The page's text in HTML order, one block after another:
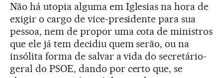
Não há utopia alguma em Iglesias na hora de
exigir o cargo de vice-presidente para sua
pessoa, nem de propor uma cota de ministros
que ele já tem decidiu quem serão, ou na
insólita forma de salvar a vida do secretário-
geral do PSOE, dando por certo que, se